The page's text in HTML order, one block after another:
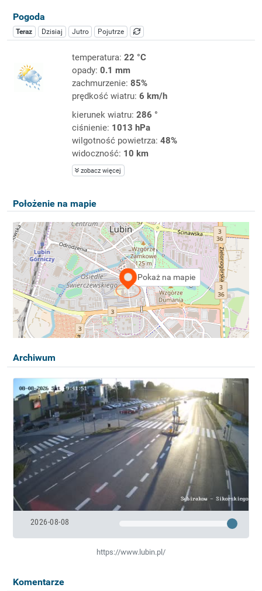
Pogoda
Teraz Dzisiaj Jutro Pojutrze
temperatura: 22 °C
opady: 0.1 mm
zachmurzenie: 85%
prędkość wiatru: 6 km/h
kierunek wiatru: 286 °
ciśnienie: 1013 hPa
wilgotność powietrza: 48%
widoczność: 10 km
zobacz więcej
Położenie na mapie
Pokaż na mapie
Archiwum
2026-08-08
https://www.lubin.pl/
Komentarze